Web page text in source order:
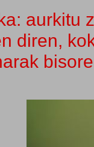
aurkitu
diren,